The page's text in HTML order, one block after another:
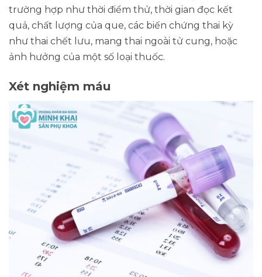
trường hợp như thời điểm thử, thời gian đọc kết
quả, chất lượng của que, các biến chứng thai kỳ
như thai chết lưu, mang thai ngoài tử cung, hoặc
ảnh hưởng của một số loại thuốc.
Xét nghiệm máu